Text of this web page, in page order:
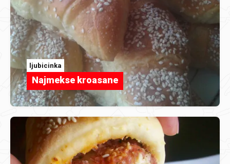
ljubicinka
Najmekse kroasane